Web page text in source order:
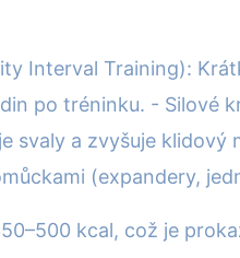
Interval Training):
po tréninku. - Silové
svaly a zvyšuje klidový
(expandery,
kcal, což je